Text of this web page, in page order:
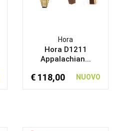
Hora
Hora D1211
Appalachian...
€ 118,00 NUOVO